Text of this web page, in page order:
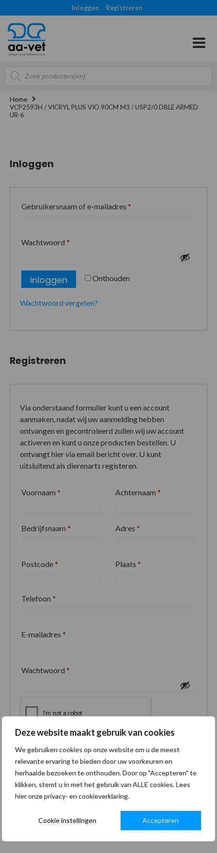
Deze website maakt gebruik van cookies
We gebruiken cookies op onze website om u de meest
relevante ervaring te bieden door uw voorkeuren en
herhaalde bezoeken te onthouden. Door op "Accepteren" te
klikken, stemt u in met het gebruik van ALLE cookies. Lees
hier onze privacy- en cookieverklaring.
Cookie instellingen Accepteren
Inloggen Registreren
Producten
zoeken
Home
VCP2593H / VICRYL PLUS VIO 90CM M3 / USP2/0 DBLE ARMED
UR-6
Inloggen
Gebruikersnaam of e-mailadres *
Wachtwoord *
Onthouden
Inloggen
Wachtwoord vergeten?
Registreren
Via onderstaand formulier kunt u een account
aanmaken, nadat wij uw aanmelding hebben
ontvangen en gecontroleerd zullen wij uw account
activeren en kunt u onze producten bestellen. U
ontvangt hier via email bericht over. U kunt
uitsluitend als dierenarts registeren.
Voornaam * Achternaam *
Bedrijfsnaam * Adres *
Postcode * Plaats *
Telefoon *
E-mailadres *
Wachtwoord *
Je persoonlijke gegevens worden gebruikt om je
ervaring op deze site te ondersteunen, om toegang
tot je account te beheren en voor andere doeleinden
zoals omschreven in onzeprivacybeleid.